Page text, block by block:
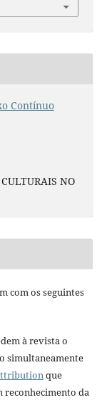
Contínuo
NO
com os seguintes
à revista o
simultaneamente
que
da